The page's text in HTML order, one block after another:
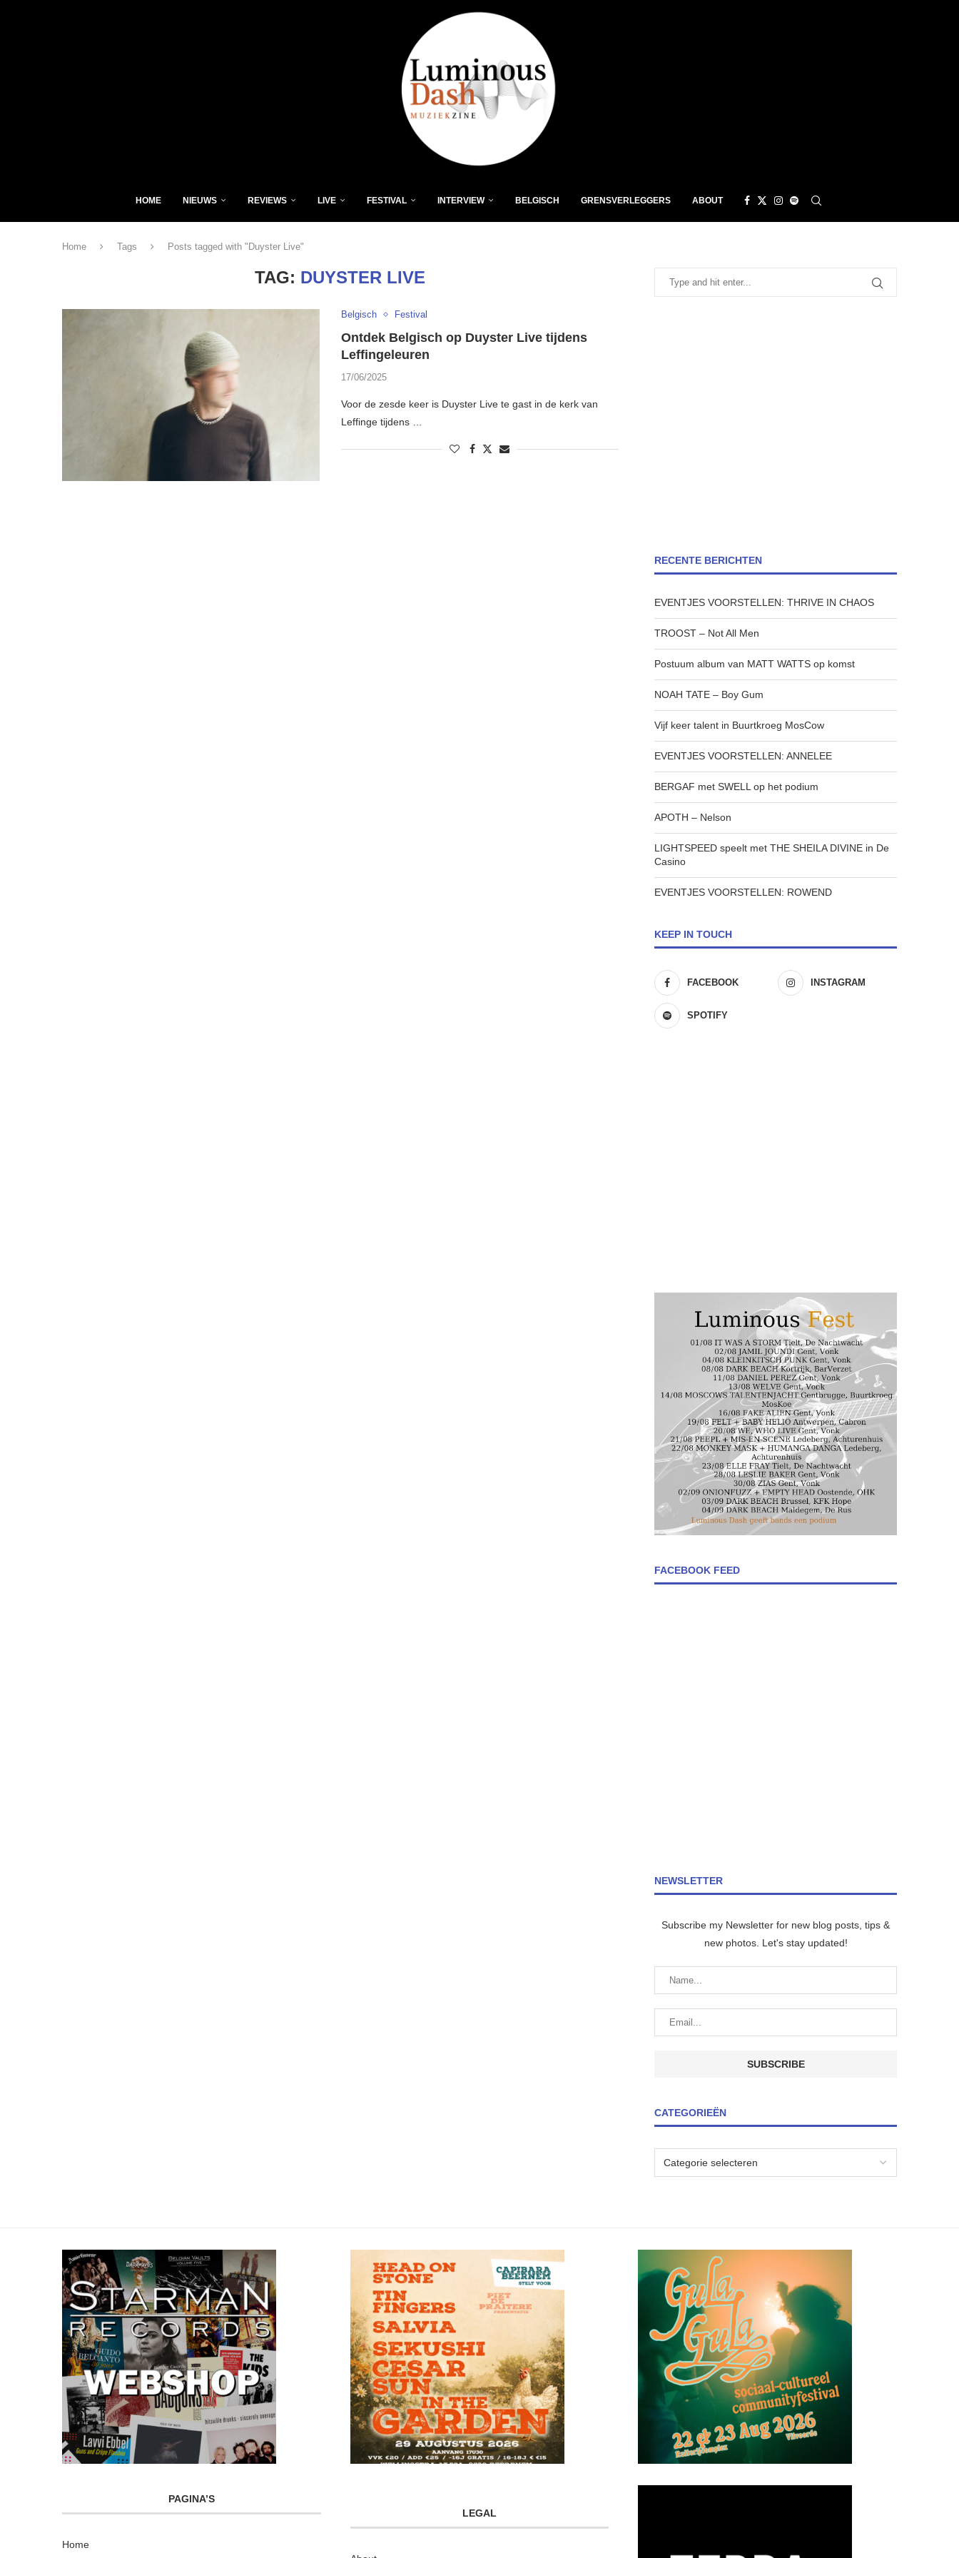
HOME NIEUWS REVIEWS LIVE FESTIVAL INTERVIEW BELGISCH GRENSVERLEGGERS ABOUT
Home Tags Posts tagged with "Duyster Live"
TAG: DUYSTER LIVE
Belgisch Festival
Ontdek Belgisch op Duyster Live tijdens
Leffingeleuren
17/06/2025
Voor de zesde keer is Duyster Live te gast in de kerk van
Leffinge tijdens …
RECENTE BERICHTEN
EVENTJES VOORSTELLEN: THRIVE IN CHAOS
TROOST – Not All Men
Postuum album van MATT WATTS op komst
NOAH TATE – Boy Gum
Vijf keer talent in Buurtkroeg MosCow
EVENTJES VOORSTELLEN: ANNELEE
BERGAF met SWELL op het podium
APOTH – Nelson
LIGHTSPEED speelt met THE SHEILA DIVINE in De
Casino
EVENTJES VOORSTELLEN: ROWEND
KEEP IN TOUCH
FACEBOOK INSTAGRAM
SPOTIFY
FACEBOOK FEED
NEWSLETTER
Subscribe my Newsletter for new blog posts, tips &
new photos. Let's stay updated!
CATEGORIEËN
PAGINA’S
Home
LEGAL